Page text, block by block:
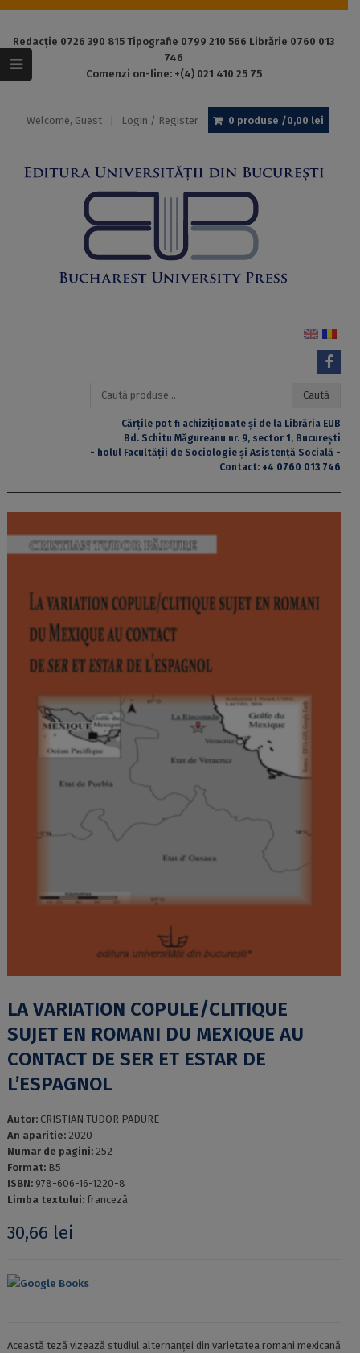
Redacție 0726 390 815 Tipografie 0799 210 566 Librărie 0760 013
746
Comenzi on-line: +(4) 021 410 25 75
Welcome, Guest Login / Register 0 produse /0,00 lei
Caută
Caută
Cărțile pot fi achiziționate și de la Librăria EUB
Bd. Schitu Măgureanu nr. 9, sector 1, București
- holul Facultății de Sociologie și Asistență Socială -
Contact: +4 0760 013 746
LA VARIATION COPULE/CLITIQUE
SUJET EN ROMANI DU MEXIQUE AU
CONTACT DE SER ET ESTAR DE
L’ESPAGNOL
Autor: CRISTIAN TUDOR PADURE
An aparitie: 2020
Numar de pagini: 252
Format: B5
ISBN: 978-606-16-1220-8
Limba textului: franceză
30,66 lei
Google Books
Această teză vizează studiul alternanței din varietatea romani mexicană